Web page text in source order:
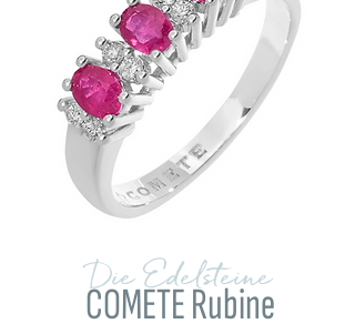
Die Edelsteine
COMETE Rubine